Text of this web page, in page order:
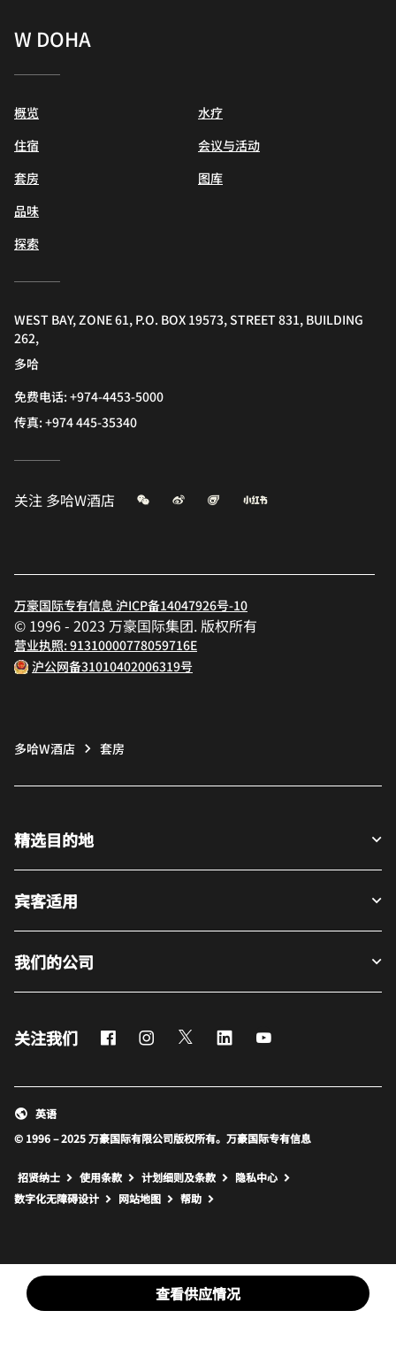
查看供应情况
W DOHA
概览
住宿
套房
品味
探索
水疗
会议与活动
图库
WEST BAY, ZONE 61, P.O. BOX 19573, STREET 831, BUILDING
262,
多哈
免费电话:+974-4453-5000
传真:+974 445-35340
关注 多哈W酒店 微信 微博 飞猪 小红书
万豪国际专有信息 沪ICP备14047926号-10
© 1996 - 2023 万豪国际集团. 版权所有
营业执照: 91310000778059716E
沪公网备31010402006319号
多哈W酒店 套房
精选目的地
宾客适用
我们的公司
关注我们 FacebookInstagram
Twitter LinkedIn
© 1996 – 2025 万豪国际有限公司版权所有。万豪国际专有信息
英语
招贤纳士 使用条款 计划细则及条款
隐私中心
数字化无障碍设计
网站地图 打开新窗口
帮助